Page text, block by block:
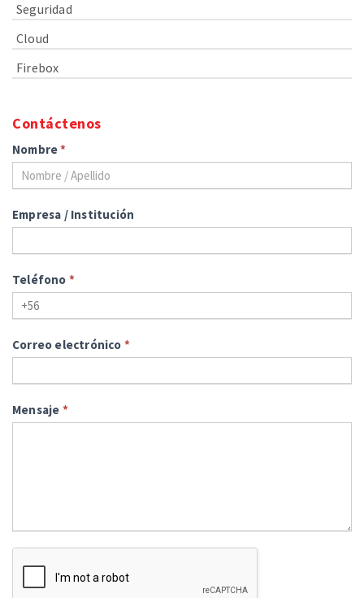
Seguridad
Cloud
Firebox
Contáctenos
Nombre*
Empresa / Institución
Teléfono *
Correo electrónico *
Mensaje *